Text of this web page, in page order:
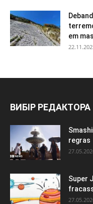
em
ВИБІР РЕДАКТОРА
regras
Super